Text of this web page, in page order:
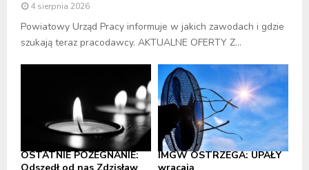
4 sierpnia 2026
Powiatowy Urząd Pracy informuje w jakich zawodach i gdzie
szukają teraz pracodawcy. AKTUALNE OFERTY Z...
OSTATNIE POŻEGNANIE:
IMGW OSTRZEGA: UPAŁY